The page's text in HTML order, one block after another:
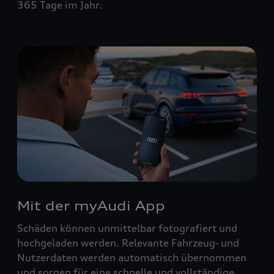
365 Tage im Jahr.
Mit der myAudi App
Schäden können unmittelbar fotografiert und
hochgeladen werden. Relevante Fahrzeug‑ und
Nutzerdaten werden automatisch übernommen